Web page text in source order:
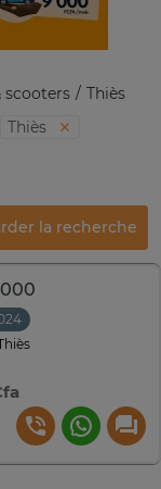
scooters
Thiès
Thiès
la recherche